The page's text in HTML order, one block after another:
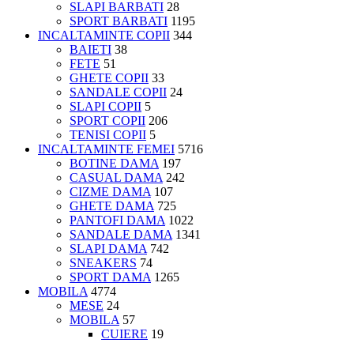
SLAPI BARBATI 28
SPORT BARBATI 1195
INCALTAMINTE COPII 344
BAIETI 38
FETE 51
GHETE COPII 33
SANDALE COPII 24
SLAPI COPII 5
SPORT COPII 206
TENISI COPII 5
INCALTAMINTE FEMEI 5716
BOTINE DAMA 197
CASUAL DAMA 242
CIZME DAMA 107
GHETE DAMA 725
PANTOFI DAMA 1022
SANDALE DAMA 1341
SLAPI DAMA 742
SNEAKERS 74
SPORT DAMA 1265
MOBILA 4774
MESE 24
MOBILA 57
CUIERE 19